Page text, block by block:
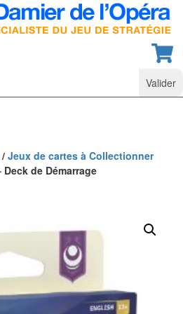
/ Jeux de cartes à Collectionner
Deck de Démarrage